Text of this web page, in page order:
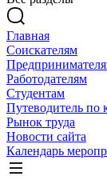
Главная
Соискателям
Работодателям
Студентам
Путеводитель по
Рынок труда
Новости сайта
Календарь